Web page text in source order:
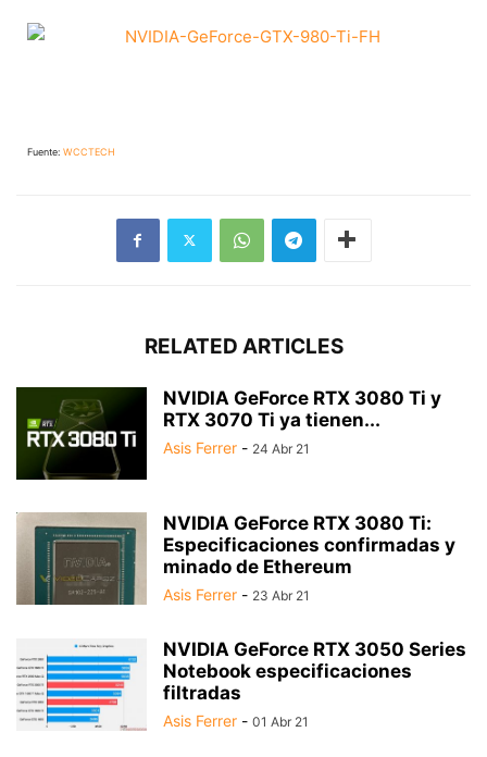
Fuente: WCCTECH
RELATED ARTICLES
NVIDIA GeForce RTX 3080 Ti y
RTX 3070 Ti ya tienen...
Asis Ferrer - 24 Abr 21
NVIDIA GeForce RTX 3080 Ti:
Especificaciones confirmadas y
minado de Ethereum
Asis Ferrer - 23 Abr 21
NVIDIA GeForce RTX 3050 Series
Notebook especificaciones
filtradas
Asis Ferrer - 01 Abr 21